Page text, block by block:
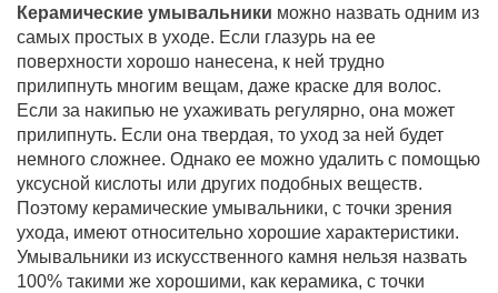
Керамические умывальники можно назвать одним из
самых простых в уходе. Если глазурь на ее
поверхности хорошо нанесена, к ней трудно
прилипнуть многим вещам, даже краске для волос.
Если за накипью не ухаживать регулярно, она может
прилипнуть. Если она твердая, то уход за ней будет
немного сложнее. Однако ее можно удалить с помощью
уксусной кислоты или других подобных веществ.
Поэтому керамические умывальники, с точки зрения
ухода, имеют относительно хорошие характеристики.
Умывальники из искусственного камня нельзя назвать
100% такими же хорошими, как керамика, с точки